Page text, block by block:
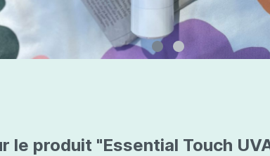
le produit "Essential Touch